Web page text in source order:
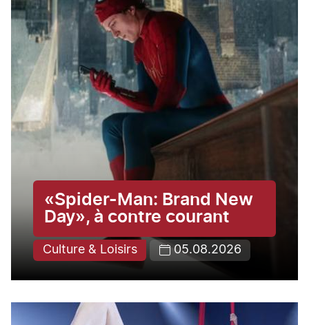
«Spider-Man: Brand New
Day», à contre courant
Culture & Loisirs 05.08.2026